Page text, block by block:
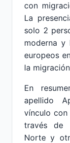
con
La
solo 2
moderna y
europeos
la
En
apellido
vínculo con
través de
Norte y